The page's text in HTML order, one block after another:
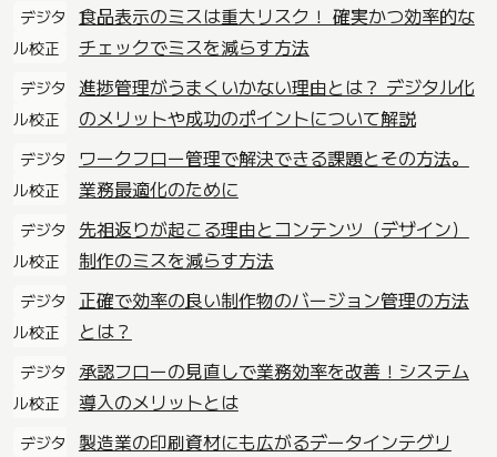
デジタ
ル校正
食品表示のミスは重大リスク！ 確実かつ効率的な
チェックでミスを減らす方法
デジタ
ル校正
進捗管理がうまくいかない理由とは？ デジタル化
のメリットや成功のポイントについて解説
デジタ
ル校正
ワークフロー管理で解決できる課題とその方法。
業務最適化のために
デジタ
ル校正
先祖返りが起こる理由とコンテンツ（デザイン）
制作のミスを減らす方法
デジタ
ル校正
正確で効率の良い制作物のバージョン管理の方法
とは？
デジタ
ル校正
承認フローの見直しで業務効率を改善！システム
導入のメリットとは
デジタ
製造業の印刷資材にも広がるデータインテグリ